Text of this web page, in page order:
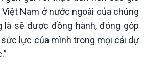
Khoa học & Công nghệ
Tin Khoa học & Công nghệ
Kết nối công nghệ
Sống chung với biến đổi
Nam ở nước ngoài của chúng
là sẽ được đồng hành, đóng góp
lực của mình trong mọi cái dự